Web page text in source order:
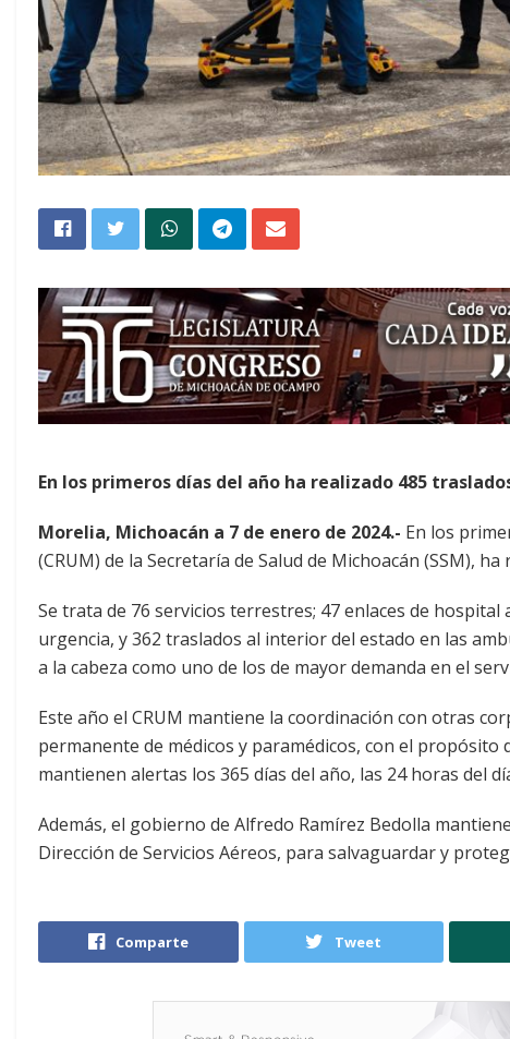
En los primeros días del año ha realizado 485
Morelia, Michoacán a 7 de enero de 2024.- En los
(CRUM) de la Secretaría de Salud de Michoacán (SSM),
Se trata de 76 servicios terrestres; 47 enlaces de
urgencia, y 362 traslados al interior del estado en las
a la cabeza como uno de los de mayor demanda en el
Este año el CRUM mantiene la coordinación con otras
permanente de médicos y paramédicos, con el
mantienen alertas los 365 días del año, las 24 horas del
Además, el gobierno de Alfredo Ramírez Bedolla
Dirección de Servicios Aéreos, para salvaguardar y
Comparte Tweet